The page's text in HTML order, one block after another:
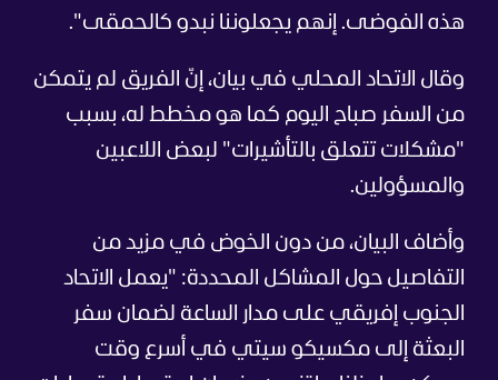
هذه الفوضى. إنهم يجعلوننا نبدو كالحمقى".
وقال الاتحاد المحلي في بيان، إنّ الفريق لم يتمكن
من السفر صباح اليوم كما هو مخطط له، بسبب
"مشكلات تتعلق بالتأشيرات" لبعض اللاعبين
والمسؤولين.
وأضاف البيان، من دون الخوض في مزيد من
التفاصيل حول المشاكل المحددة: "يعمل الاتحاد
الجنوب إفريقي على مدار الساعة لضمان سفر
البعثة إلى مكسيكو سيتي في أسرع وقت